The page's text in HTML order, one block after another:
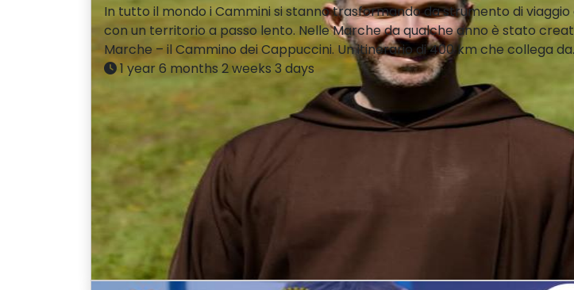
In tutto il mondo i Cammini si stanno trasformando da strumento di
con un territorio a passo lento. Nelle Marche da qualche anno è stato
Marche – il Cammino dei Cappuccini. Un itinerario di 400 km che collega
1 year 6 months 2 weeks 3 days